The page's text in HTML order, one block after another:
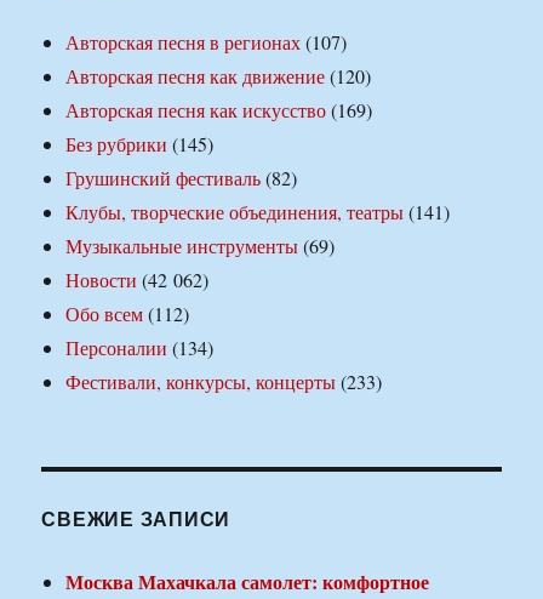
Авторская песня в регионах(107)
Авторская песня как движение(120)
Авторская песня как искусство(169)
Без рубрики (145)
Грушинский фестиваль(82)
Клубы, творческие объединения, театры(141)
Музыкальные инструменты(69)
Новости (42 062)
Обо всем(112)
Персоналии (134)
Фестивали, конкурсы, концерты(233)
СВЕЖИЕ ЗАПИСИ
Москва Махачкала самолет: комфортное